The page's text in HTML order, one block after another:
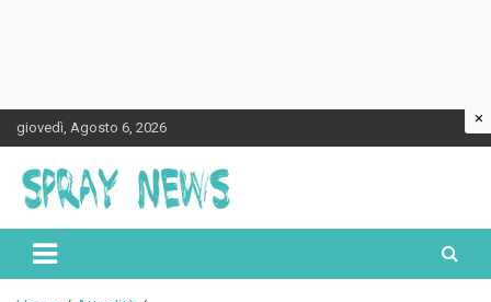
Skip
to
content
giovedì, Agosto 6, 2026
Spraynews.it
×